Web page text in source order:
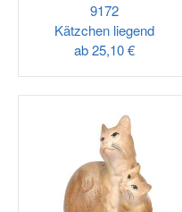
9172
Kätzchen liegend
ab25,10 €